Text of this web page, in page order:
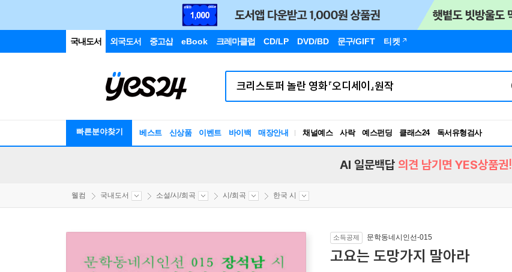
국내도서 외국도서 중고샵 eBook 크레마클럽 CD/LP DVD/BD 문구/GIFT 티켓
빠른분야찾기 베스트 신상품 이벤트 바이백 매장안내 채널예스 사락 예스펀딩 클래스24
독서유형검사
RBTI Lab
AI 일문백답 의견 남기면 YES상품권!
웰컴 국내도서 소설/시/희곡 시/희곡 한국 시
소득공제 문학동네시인선-015
고요는 도망가지 말아라